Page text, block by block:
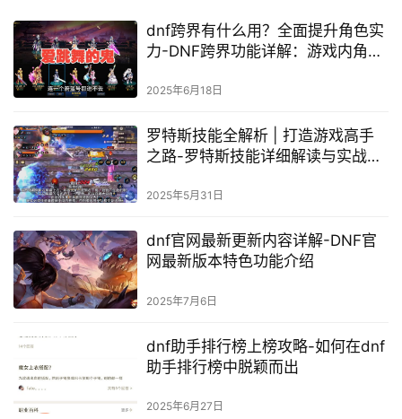
dnf跨界有什么用？全面提升角色实
力-DNF跨界功能详解：游戏内角色
2025年6月18日
罗特斯技能全解析 | 打造游戏高手
之路-罗特斯技能详细解读与实战应
2025年5月31日
dnf官网最新更新内容详解-DNF官
网最新版本特色功能介绍
2025年7月6日
dnf助手排行榜上榜攻略-如何在dnf
助手排行榜中脱颖而出
2025年6月27日